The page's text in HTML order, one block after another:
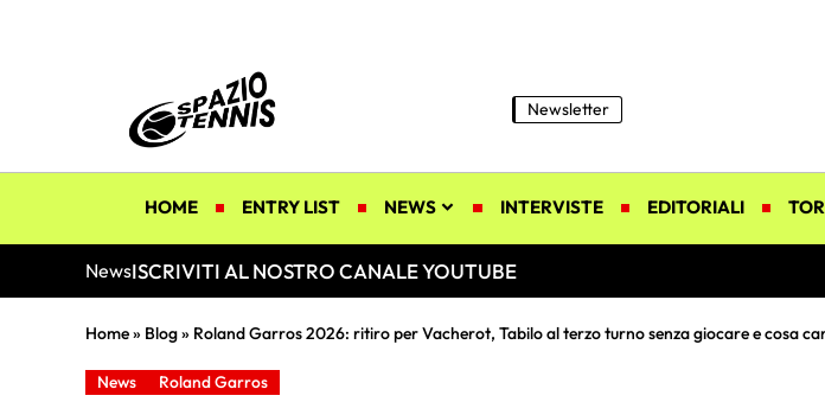
Newsletter
HOME ENTRY LIST NEWS INTERVISTE EDITORIALI
NewsISCRIVITI AL NOSTRO CANALE YOUTUBE
Home» Blog» Roland Garros 2026: ritiro per Vacherot, Tabilo al terzo turno senza giocare e cosa
News Roland Garros